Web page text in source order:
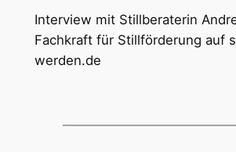
Interview mit Stillberaterin
Fachkraft für Stillförderung auf
werden.de